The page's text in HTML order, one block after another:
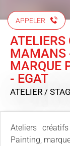
APPELER
ATELIERS
MAMANS
MARQUE
- EGAT
ATELIER /
Ateliers
Painting,